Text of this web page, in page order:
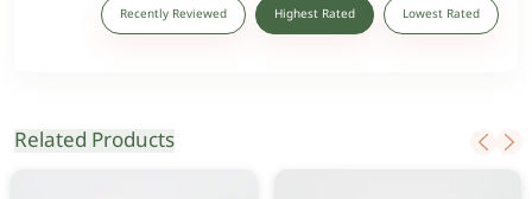
Recently Reviewed Highest Rated Lowest Rated
Related Products